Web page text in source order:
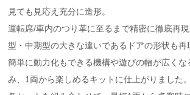
見ても見応え充分に造形。
運転席/車内のつり革に至るまで精密に徹底再
型・中期型の大きな違いであるドアの形状も再
簡単に動力化もできる機構や遊びの幅が広くな
み、1両から楽しめるキットに仕上がりました。